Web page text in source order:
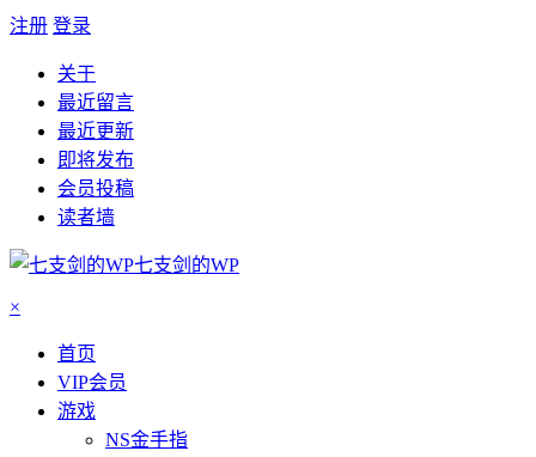
注册 登录
关于
最近留言
最近更新
即将发布
会员投稿
读者墙
七支剑的WP
×
首页
VIP会员
游戏
NS金手指